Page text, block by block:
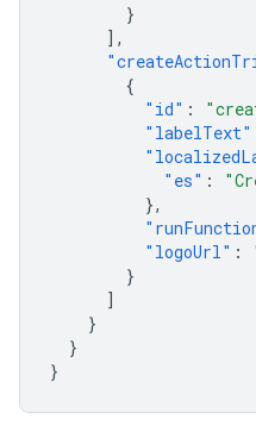
}
],
{
"id" :
"labelText"
"es" :
},
"logoUrl" :
}
]
}
}
}